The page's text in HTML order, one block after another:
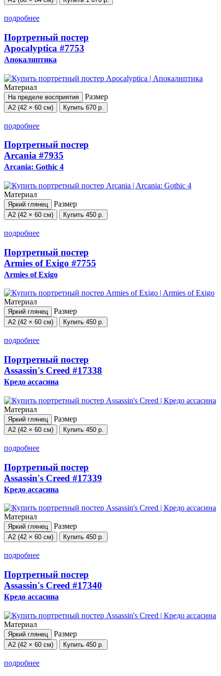
подробнее
Портретный постер
Apocalyptica #7753
Апокалиптика
Материал
На пределе восприятия Размер
А2 (42 × 60 см) Купить 670 р.
подробнее
Портретный постер
Arcania #7935
Arcania: Gothic 4
Материал
Яркий глянец Размер
А2 (42 × 60 см) Купить 450 р.
подробнее
Портретный постер
Armies of Exigo #7755
Armies of Exigo
Материал
Яркий глянец Размер
А2 (42 × 60 см) Купить 450 р.
подробнее
Портретный постер
Assassin's Creed #17338
Кредо ассасина
Материал
Яркий глянец Размер
А2 (42 × 60 см) Купить 450 р.
подробнее
Портретный постер
Assassin's Creed #17339
Кредо ассасина
Материал
Яркий глянец Размер
А2 (42 × 60 см) Купить 450 р.
подробнее
Портретный постер
Assassin's Creed #17340
Кредо ассасина
Материал
Яркий глянец Размер
А2 (42 × 60 см) Купить 450 р.
подробнее